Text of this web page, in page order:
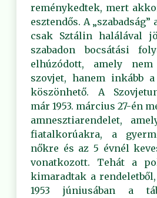
reménykedtek, mert
esztendős. A „szabadság”
csak Sztálin halálával
szabadon bocsátási
elhúzódott, amely
szovjet, hanem inkább
köszönhető. A
már 1953. március 27-én
amnesztiarendelet,
fiatalkorúakra, a
nőkre és az 5 évnél
vonatkozott. Tehát a
kimaradtak a
1953 júniusában a